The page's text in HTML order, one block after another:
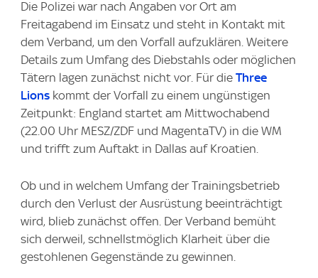
Die Polizei war nach Angaben vor Ort am
Freitagabend im Einsatz und steht in Kontakt mit
dem Verband, um den Vorfall aufzuklären. Weitere
Details zum Umfang des Diebstahls oder möglichen
Tätern lagen zunächst nicht vor. Für die Three
Lions kommt der Vorfall zu einem ungünstigen
Zeitpunkt: England startet am Mittwochabend
(22.00 Uhr MESZ/ZDF und MagentaTV) in die WM
und trifft zum Auftakt in Dallas auf Kroatien.
Ob und in welchem Umfang der Trainingsbetrieb
durch den Verlust der Ausrüstung beeinträchtigt
wird, blieb zunächst offen. Der Verband bemüht
sich derweil, schnellstmöglich Klarheit über die
gestohlenen Gegenstände zu gewinnen.